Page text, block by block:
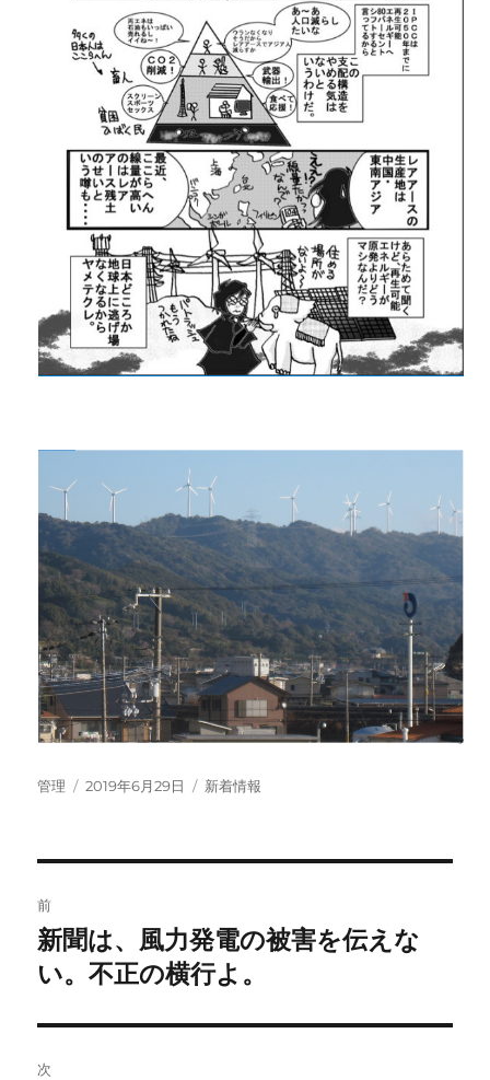
投
管理
投
2019年6月29日
カ
新着情報
稿
ナ
ビ
ゲ
前
前
の
稿:
新聞は、風力発電の被害を伝えな
い。不正の横行よ。
次